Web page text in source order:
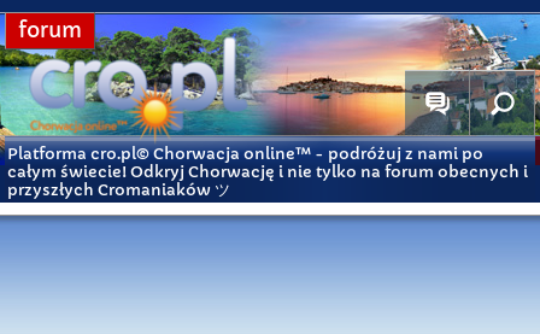
forum
Platforma cro.pl© Chorwacja online™ - podróżuj z nami po
całym świecie! Odkryj Chorwację i nie tylko na forum obecnych i
przyszłych Cromaniaków ツ